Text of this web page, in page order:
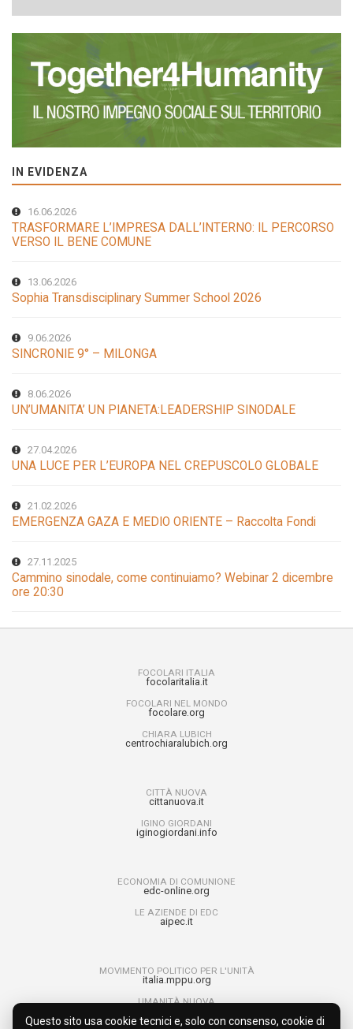
IN EVIDENZA
16.06.2026
TRASFORMARE L’IMPRESA DALL’INTERNO: IL PERCORSO
VERSO IL BENE COMUNE
13.06.2026
Sophia Transdisciplinary Summer School 2026
9.06.2026
SINCRONIE 9° – MILONGA
8.06.2026
UN’UMANITA’ UN PIANETA:LEADERSHIP SINODALE
27.04.2026
UNA LUCE PER L’EUROPA NEL CREPUSCOLO GLOBALE
21.02.2026
EMERGENZA GAZA E MEDIO ORIENTE – Raccolta Fondi
27.11.2025
Cammino sinodale, come continuiamo? Webinar 2 dicembre
ore 20:30
FOCOLARI ITALIA
focolaritalia.it
FOCOLARI NEL MONDO
focolare.org
CHIARA LUBICH
centrochiaralubich.org
CITTÀ NUOVA
cittanuova.it
IGINO GIORDANI
iginogiordani.info
ECONOMIA DI COMUNIONE
edc-online.org
LE AZIENDE DI EDC
aipec.it
MOVIMENTO POLITICO PER L'UNITÀ
italia.mppu.org
UMANITÀ NUOVA
Questo sito usa cookie tecnici e, solo con consenso, cookie di